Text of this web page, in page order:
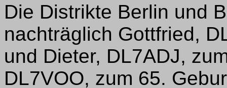
Die Distrikte Berlin und
nachträglich Gottfried,
und Dieter, DL7ADJ,
DL7VOO, zum 65.